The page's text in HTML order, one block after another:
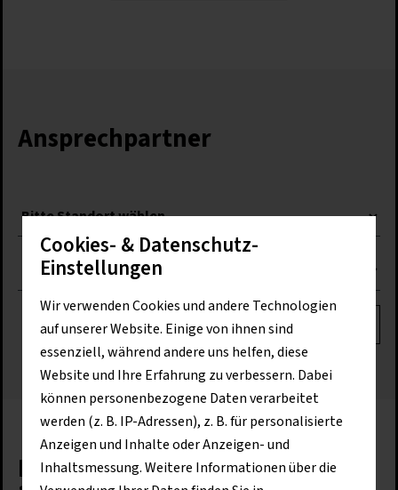
Ansprechpartner
Suchen
Das könnte Sie auch
Cookies- & Datenschutz-
Einstellungen
Wir verwenden Cookies und andere Technologien
auf unserer Website. Einige von ihnen sind
essenziell, während andere uns helfen, diese
Website und Ihre Erfahrung zu verbessern. Dabei
können personenbezogene Daten verarbeitet
werden (z. B. IP-Adressen), z. B. für personalisierte
Anzeigen und Inhalte oder Anzeigen- und
Inhaltsmessung. Weitere Informationen über die